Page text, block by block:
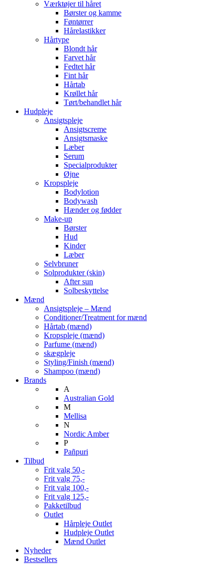
Værktøjer til håret
Børster og kamme
Føntørrer
Hårelastikker
Hårtype
Blondt hår
Farvet hår
Fedtet hår
Fint hår
Hårtab
Krøllet hår
Tørt/behandlet hår
Hudpleje
Ansigtspleje
Ansigtscreme
Ansigtsmaske
Læber
Serum
Specialprodukter
Øjne
Kropspleje
Bodylotion
Bodywash
Hænder og fødder
Make-up
Børster
Hud
Kinder
Læber
Selvbruner
Solprodukter (skin)
After sun
Solbeskyttelse
Mænd
Ansigtspleje – Mænd
Conditioner/Treatment for mænd
Hårtab (mænd)
Kropspleje (mænd)
Parfume (mænd)
skægpleje
Styling/Finish (mænd)
Shampoo (mænd)
Brands
A
Australian Gold
M
Mellisa
N
Nordic Amber
P
Pañpuri
Tilbud
Frit valg 50,-
Frit valg 75,-
Frit valg 100,-
Frit valg 125,-
Pakketilbud
Outlet
Hårpleje Outlet
Hudpleje Outlet
Mænd Outlet
Nyheder
Bestsellers